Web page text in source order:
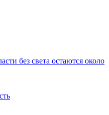
без света остаются около